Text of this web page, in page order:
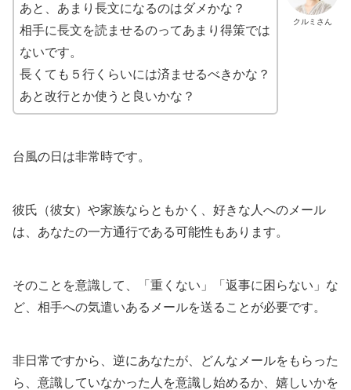
クルミさん
あと、あまり長文になるのはダメかな？
相手に長文を読ませるのってあまり得策では
ないです。
長くても５行くらいには済ませるべきかな？
あと改行とか使うと良いかな？
台風の日は非常時です。
彼氏（彼女）や家族ならともかく、好きな人へのメール
は、あなたの一方通行である可能性もあります。
そのことを意識して、「重くない」「返事に困らない」な
ど、相手への気遣いあるメールを送ることが必要です。
非日常ですから、逆にあなたが、どんなメールをもらった
ら、意識していなかった人を意識し始めるか、嬉しいかを